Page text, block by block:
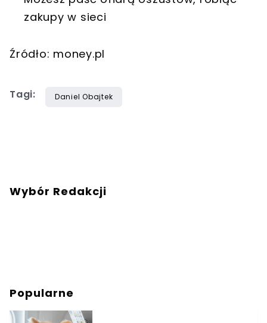
zakupy w sieci
Źródło: money.pl
Tagi: Daniel Obajtek
Wybór Redakcji
Popularne